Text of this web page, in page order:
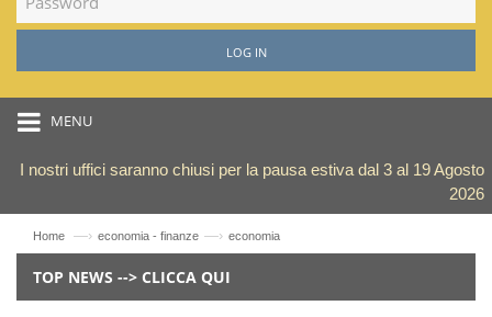
LOG IN
MENU
I nostri uffici saranno chiusi per la pausa estiva dal 3 al 19 Agosto
2026
Home —› economia - finanze —› economia
TOP NEWS --> CLICCA QUI